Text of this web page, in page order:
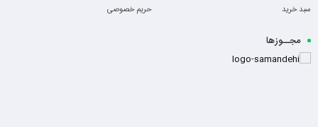
سبد خرید
حریم خصوصی
مجــوزها